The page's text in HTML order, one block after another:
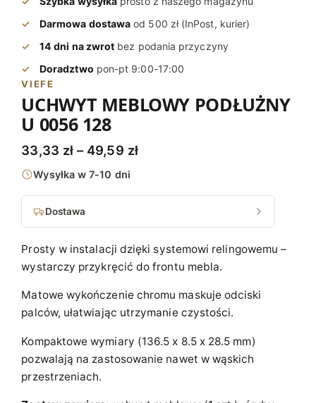
Darmowa dostawa od 500 zł (InPost, kurier)
14 dni na zwrot bez podania przyczyny
Doradztwo pon-pt 9:00-17:00
VIEFE
UCHWYT MEBLOWY PODŁUŻNY
U 0056 128
33,33 zł – 49,59 złZ
k
s
c
e
n
:
o
Wysyłka w 7-10 dni
Dostawa
Prosty w instalacji dzięki systemowi relingowemu –
wystarczy przykręcić do frontu mebla.
Matowe wykończenie chromu maskuje odciski
palców, ułatwiając utrzymanie czystości.
Kompaktowe wymiary (136.5 x 8.5 x 28.5 mm)
pozwalają na zastosowanie nawet w wąskich
przestrzeniach.